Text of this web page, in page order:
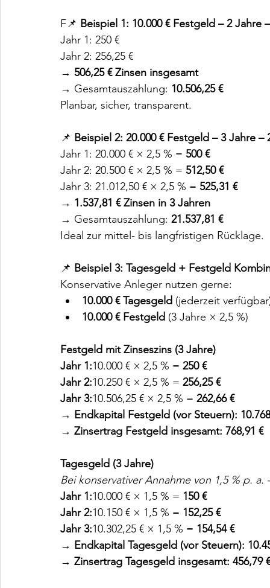
F📌 Beispiel 1: 10.000 € Festgeld – 2 Jahre
Jahr 1: 250 €
Jahr 2: 256,25 €
→ 506,25 € Zinsen insgesamt
→ Gesamtauszahlung: 10.506,25 €
Planbar, sicher, transparent.
📌 Beispiel 2: 20.000 € Festgeld – 3 Jahre –
Jahr 1: 20.000 € × 2,5 % = 500 €
Jahr 2: 20.500 € × 2,5 % = 512,50 €
Jahr 3: 21.012,50 € × 2,5 % = 525,31 €
→ 1.537,81 € Zinsen in 3 Jahren
→ Gesamtauszahlung: 21.537,81 €
Ideal zur mittel- bis langfristigen Rücklage.
📌 Beispiel 3: Tagesgeld + Festgeld
Konservative Anleger nutzen gerne:
10.000 € Tagesgeld (jederzeit
10.000 € Festgeld (3 Jahre × 2,5 %)
Festgeld mit Zinseszins (3 Jahre)
Jahr 1:10.000 € × 2,5 % = 250 €
Jahr 2:10.250 € × 2,5 % = 256,25 €
Jahr 3:10.506,25 € × 2,5 % = 262,66 €
→ Endkapital Festgeld (vor Steuern):
→ Zinsertrag Festgeld insgesamt: 768,91 €
Tagesgeld (3 Jahre)
Bei konservativer Annahme von 1,5 % p.
Jahr 1:10.000 € × 1,5 % = 150 €
Jahr 2:10.150 € × 1,5 % = 152,25 €
Jahr 3:10.302,25 € × 1,5 % = 154,54 €
→ Endkapital Tagesgeld (vor Steuern):
→ Zinsertrag Tagesgeld insgesamt: 456,79 €